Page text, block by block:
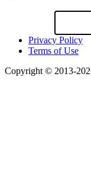
Privacy Policy
Terms of Use
Copyright © 2013-